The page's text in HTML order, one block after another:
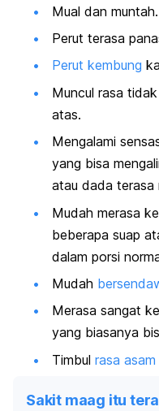
Mual dan muntah.
Perut terasa
Perut kembung
Muncul rasa
atas.
Mengalami
yang bisa
atau dada terasa
Mudah merasa
beberapa suap
dalam porsi
Mudah
Merasa sangat
yang biasanya
Timbul rasa
Sakit maag itu